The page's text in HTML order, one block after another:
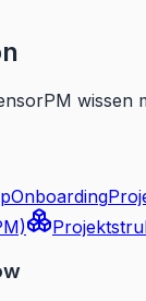
wissen
Onboarding